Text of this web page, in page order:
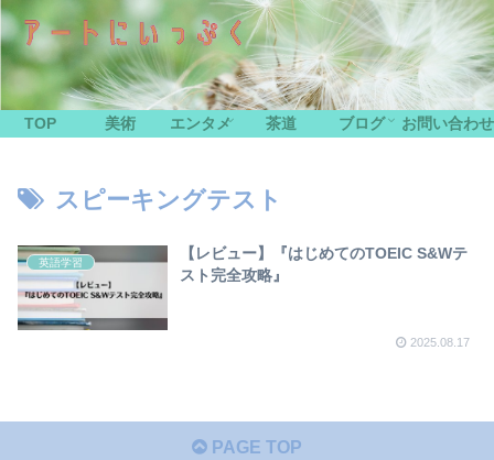
TOP 美術 エンタメ 茶道 ブログ お問い合わせ
スピーキングテスト
英語学習
【レビュー】『はじめてのTOEIC S&Wテ
スト完全攻略』
2025.08.17
PAGE TOP